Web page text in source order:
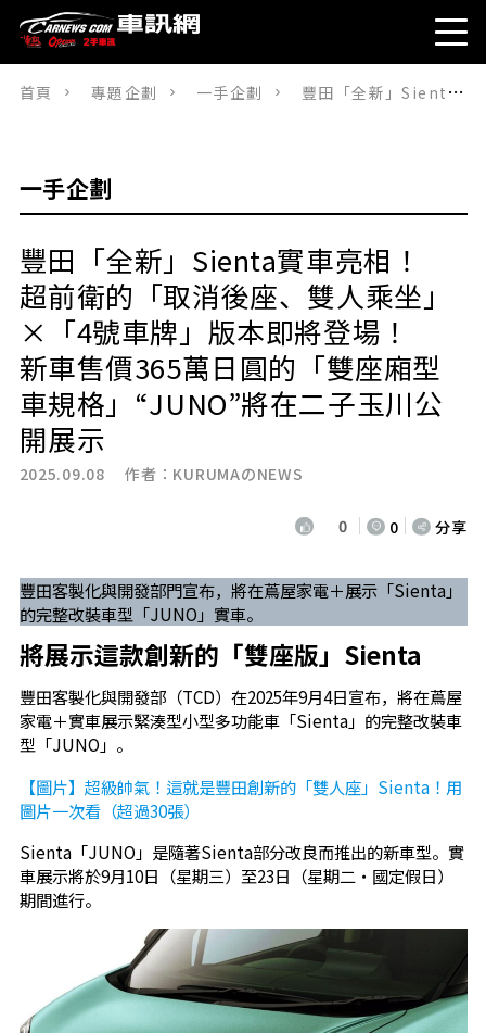
首頁 專題企劃 一手企劃 豐田「全新」Sienta實車亮相！ 超前衛的「取消後座、雙人乘坐」×「4號車牌」版本即將登場！ 新車售價365萬日圓的「雙座廂型車規格」“JUNO”將在二子玉川公開展示
一手企劃
豐田「全新」Sienta實車亮相！
超前衛的「取消後座、雙人乘坐」
×「4號車牌」版本即將登場！
新車售價365萬日圓的「雙座廂型
車規格」“JUNO”將在二子玉川公
開展示
2025.09.08 作者： KURUMAのNEWS
0 0 分享
豐田客製化與開發部門宣布，將在蔦屋家電＋展示「Sienta」
的完整改裝車型「JUNO」實車。
將展示這款創新的「雙座版」Sienta
豐田客製化與開發部（TCD）在2025年9月4日宣布，將在蔦屋
家電＋實車展示緊湊型小型多功能車「Sienta」的完整改裝車
型「JUNO」。
【圖片】超級帥氣！這就是豐田創新的「雙人座」Sienta！用
圖片一次看（超過30張）
Sienta「JUNO」是隨著Sienta部分改良而推出的新車型。實
車展示將於9月10日（星期三）至23日（星期二・國定假日）
期間進行。